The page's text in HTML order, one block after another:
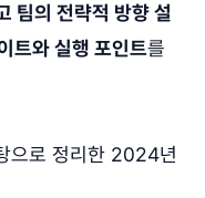
팀의 전략적 방향 설
트와 실행 포인트를
으로 정리한 2024년